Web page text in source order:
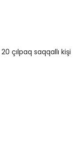
çılpaq saqqallı kişi